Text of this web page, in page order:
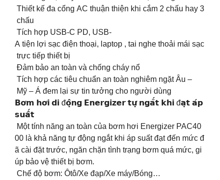
️ Thiết kế đa cổng AC thuận thiện khi cắm 2 chấu hay 3
chấu
️ Tích hợp USB-C PD, USB-
A tiện lợi sạc điện thoại, laptop , tai nghe thoải mái sạc
trực tiếp thiết bị
️ Đảm bảo an toàn và chống cháy nổ
️ Tích hợp các tiêu chuẩn an toàn nghiêm ngặt Âu –
Mỹ – Á đem lại sự tin tưởng cho người dùng
𝗕𝗼̛𝗺 𝗵𝗼̛𝗶 𝗱𝗶 đ𝗼̣̂𝗻𝗴 𝗘𝗻𝗲𝗿𝗴𝗶𝘇𝗲𝗿 𝘁𝘂̛̣ 𝗻𝗴𝗮̆́𝘁 𝗸𝗵𝗶 đ𝗮̣𝘁 𝗮́𝗽
𝘀𝘂𝗮̂́𝘁
Một tính năng an toàn của bơm hơi Energizer PAC40
00 là khả năng tự động ngắt khi áp suất đạt đến mức đ
ã cài đặt trước, ngăn chặn tình trạng bơm quá mức, gi
úp bảo vệ thiết bị bơm.
️ Chế độ bơm: Ôtô/Xe đạp/Xe máy/Bóng…